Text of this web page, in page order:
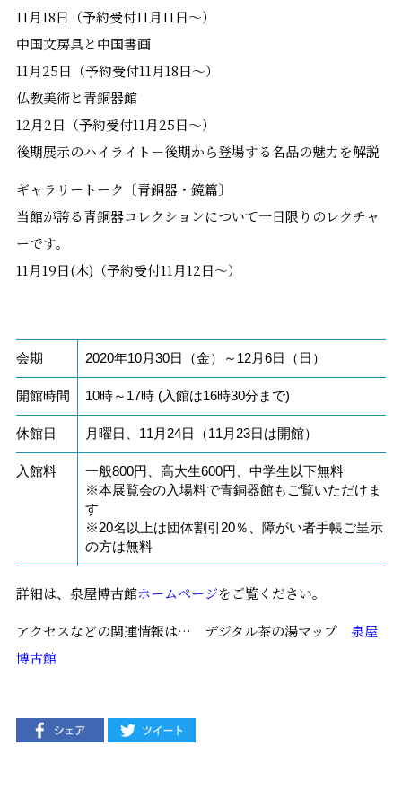
11月18日（予約受付11月11日～）
中国文房具と中国書画
11月25日（予約受付11月18日～）
仏教美術と青銅器館
12月2日（予約受付11月25日～）
後期展示のハイライト－後期から登場する名品の魅力を解説
ギャラリートーク〔青銅器・鏡篇〕
当館が誇る青銅器コレクションについて一日限りのレクチャ
ーです。
11月19日(木)（予約受付11月12日～）
会期 2020年10月30日（金）～12月6日（日）
開館時間 10時～17時 (入館は16時30分まで)
休館日 月曜日、11月24日（11月23日は開館）
入館料
一般800円、高大生600円、中学生以下無料
※本展覧会の入場料で青銅器館もご覧いただけま
す
※20名以上は団体割引20％、障がい者手帳ご呈示
の方は無料
詳細は、泉屋博古館ホームページをご覧ください。
アクセスなどの関連情報は… デジタル茶の湯マップ 泉屋
博古館